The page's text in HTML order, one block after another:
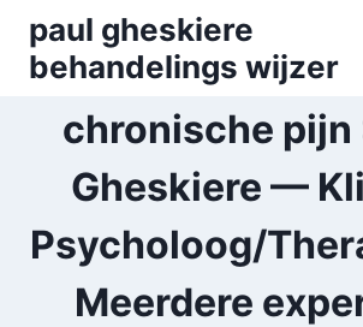
content
paul gheskiere
behandelings wijzer
chronische pijn
Gheskiere —
Psycholoog/
Meerdere